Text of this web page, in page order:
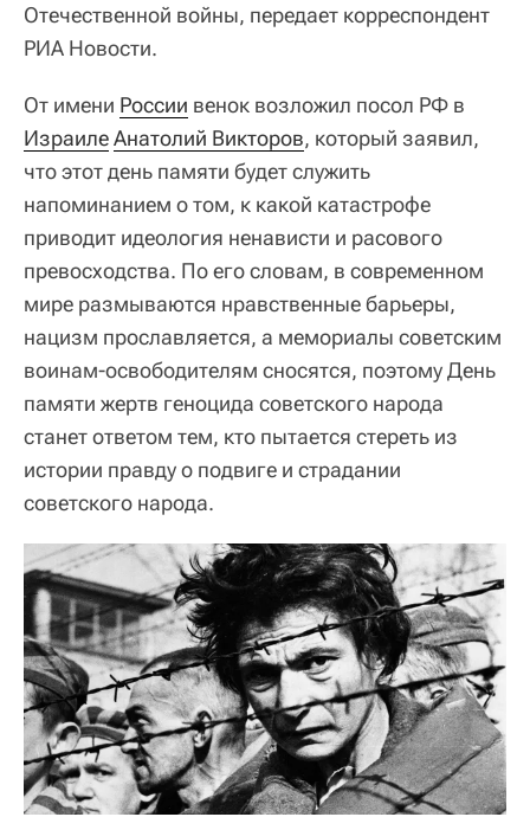
Отечественной войны, передает корреспондент
РИА Новости.
От имени России венок возложил посол РФ в
ИзраилеАнатолий Викторов, который заявил,
что этот день памяти будет служить
напоминанием о том, к какой катастрофе
приводит идеология ненависти и расового
превосходства. По его словам, в современном
мире размываются нравственные барьеры,
нацизм прославляется, а мемориалы советским
воинам-освободителям сносятся, поэтому День
памяти жертв геноцида советского народа
станет ответом тем, кто пытается стереть из
истории правду о подвиге и страдании
советского народа.